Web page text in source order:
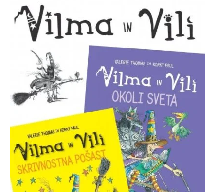
Vilma in Vili te vabita, da se jima pridružiš na njunih
barvitih, osupljivih in svetovnih pustolovščinah. V
svetu je prodanih že več kot devet milijonov slikanic iz